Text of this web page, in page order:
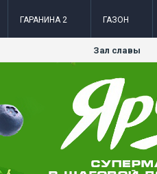
ГАРАНИНА 2 ГАЗОН
Зал славы